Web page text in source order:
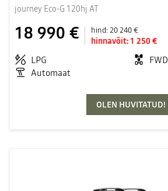
journey Eco-G 120hj AT
18 990 € hind:20 240 €
hinnavõit: 1 250 €
LPG
FWD
Automaat
OLEN HUVITATUD!